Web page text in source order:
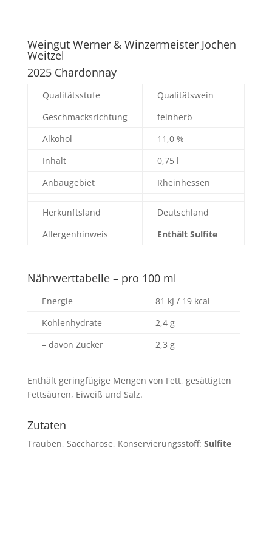
Weingut Werner & Winzermeister Jochen
Weitzel
2025 Chardonnay
Qualitätsstufe
Qualitätswein
Geschmacksrichtung
feinherb
Alkohol
11,0 %
Inhalt
0,75 l
Anbaugebiet
Rheinhessen
Herkunftsland
Deutschland
Allergenhinweis
Enthält Sulfite
Nährwerttabelle – pro 100 ml
Energie
81 kJ / 19 kcal
Kohlenhydrate
2,4 g
– davon Zucker
2,3 g
Enthält geringfügige Mengen von Fett, gesättigten
Fettsäuren, Eiweiß und Salz.
Zutaten
Trauben, Saccharose, Konservierungsstoff: Sulfite